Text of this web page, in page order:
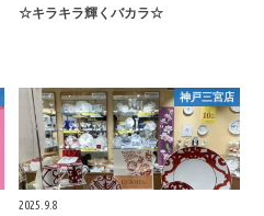
☆キラキラ輝くバカラ☆
神戸三宮店
2025.9.8